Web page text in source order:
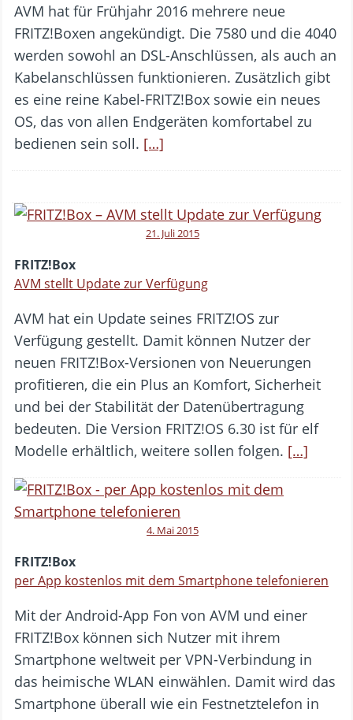
AVM hat für Frühjahr 2016 mehrere neue
FRITZ!Boxen angekündigt. Die 7580 und die 4040
werden sowohl an DSL-Anschlüssen, als auch an
Kabelanschlüssen funktionieren. Zusätzlich gibt
es eine reine Kabel-FRITZ!Box sowie ein neues
OS, das von allen Endgeräten komfortabel zu
bedienen sein soll. […]
21. Juli 2015
FRITZ!Box
AVM stellt Update zur Verfügung
AVM hat ein Update seines FRITZ!OS zur
Verfügung gestellt. Damit können Nutzer der
neuen FRITZ!Box-Versionen von Neuerungen
profitieren, die ein Plus an Komfort, Sicherheit
und bei der Stabilität der Datenübertragung
bedeuten. Die Version FRITZ!OS 6.30 ist für elf
Modelle erhältlich, weitere sollen folgen. […]
4. Mai 2015
FRITZ!Box
per App kostenlos mit dem Smartphone telefonieren
Mit der Android-App Fon von AVM und einer
FRITZ!Box können sich Nutzer mit ihrem
Smartphone weltweit per VPN-Verbindung in
das heimische WLAN einwählen. Damit wird das
Smartphone überall wie ein Festnetztelefon in